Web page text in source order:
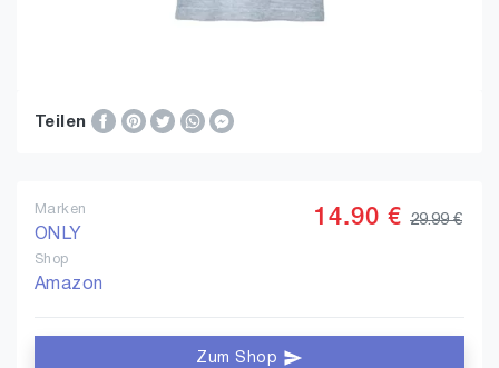
Teilen
Marken
ONLY
Shop
Amazon
14.90 € 29.99 €
Zum Shop